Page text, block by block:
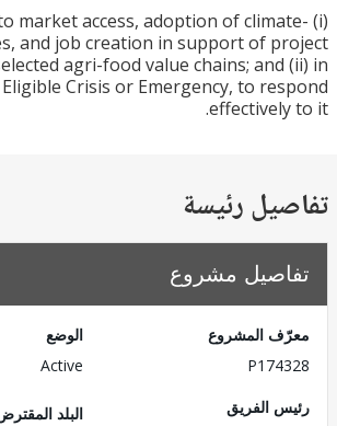
to market access, adoption of
and job creation in support of
in selected agri-food value chains;
of an Eligible Crisis or Emergency, to
رئيسة
مشروع
المشروع
الفريق
البلد المقترض